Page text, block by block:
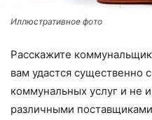
Иллюстративное фото
Расскажите
вам удастся существенно
коммунальных услуг и не
различными